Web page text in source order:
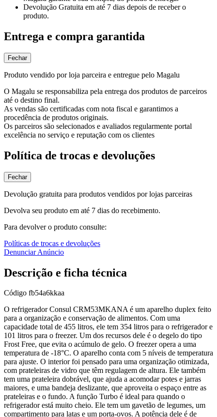
Devolução Gratuita em até 7 dias depois de receber o
produto.
Entrega e compra garantida
Fechar
Produto vendido por loja parceira e entregue pelo Magalu
O Magalu se responsabiliza pela entrega dos produtos de parceiros
até o destino final.
As vendas são certificadas com nota fiscal e garantimos a
procedência de produtos originais.
Os parceiros são selecionados e avaliados regularmente portal
excelência no serviço e reputação com os clientes
Política de trocas e devoluções
Fechar
Devolução gratuita para produtos vendidos por lojas parceiras
Devolva seu produto em até 7 dias do recebimento.
Para devolver o produto consulte:
Políticas de trocas e devoluções
Denunciar Anúncio
Descrição e ficha técnica
Código fb54a6kkaa
O refrigerador Consul CRM53MKANA é um aparelho duplex feito
para a organização e conservação de alimentos. Com uma
capacidade total de 455 litros, ele tem 354 litros para o refrigerador e
101 litros para o freezer. Um dos recursos dele é o degelo do tipo
Frost Free, que evita o acúmulo de gelo. O freezer opera a uma
temperatura de -18°C. O aparelho conta com 5 níveis de temperatura
para ajuste. O interior foi pensado para uma organização otimizada,
com prateleiras de vidro que têm regulagem de altura. Ele também
tem uma prateleira dobrável, que ajuda a acomodar potes e jarras
maiores, e uma bandeja deslizante, que aproveita o espaço entre as
prateleiras e o fundo. A função Turbo é ideal para quando o
refrigerador está muito cheio. Ele tem um gavetão de legumes, um
compartimento para latas e um porta-ovos. A potência dele é de